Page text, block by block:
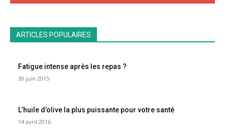
ARTICLES POPULAIRES
Fatigue intense après les repas ?
30 juin 2015
L’huile d’olive la plus puissante pour votre santé
14 avril 2016